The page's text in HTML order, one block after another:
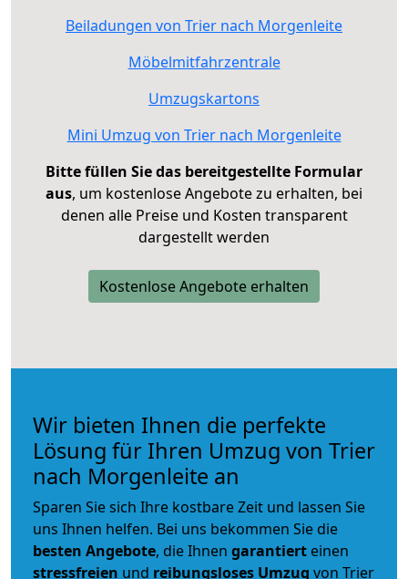
Beiladungen von Trier nach Morgenleite
Möbelmitfahrzentrale
Umzugskartons
Mini Umzug von Trier nach Morgenleite
Bitte füllen Sie das bereitgestellte Formular
aus, um kostenlose Angebote zu erhalten, bei
denen alle Preise und Kosten transparent
dargestellt werden
Kostenlose Angebote erhalten
Wir bieten Ihnen die perfekte
Lösung für Ihren Umzug von Trier
nach Morgenleite an
Sparen Sie sich Ihre kostbare Zeit und lassen Sie
uns Ihnen helfen. Bei uns bekommen Sie die
besten Angebote, die Ihnen garantiert einen
stressfreien und reibungsloses Umzug von Trier